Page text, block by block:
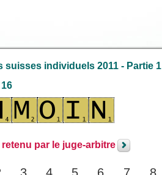
suisses individuels 2011 - Partie 1
par le juge-arbitre